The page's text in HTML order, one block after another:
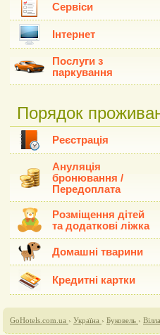
Сервіси
Інтернет
Послуги з
паркування
Порядок
Реєстрація
Ануляція
бронювання /
Передоплата
Розміщення дітей
та додаткові ліжка
Домашні тварини
Кредитні картки
GoHotels.com.ua › Україна › Буковель ›